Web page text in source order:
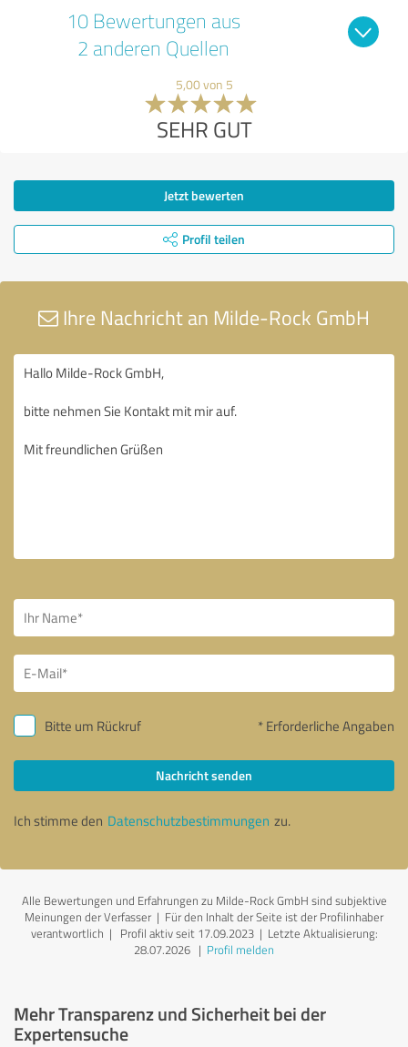
10 Bewertungen aus
2 anderen Quellen
5,00 von 5
SEHR GUT
Jetzt bewerten
Profil teilen
Ihre Nachricht an Milde-Rock GmbH
Bitte um Rückruf * Erforderliche Angaben
Nachricht senden
Ich stimme den Datenschutzbestimmungen zu.
Alle Bewertungen und Erfahrungen zu Milde-Rock GmbH sind subjektive
Meinungen der Verfasser | Für den Inhalt der Seite ist der Profilinhaber
verantwortlich | Profil aktiv seit 17.09.2023 | Letzte Aktualisierung:
28.07.2026 | Profil melden
Mehr Transparenz und Sicherheit bei der
Expertensuche